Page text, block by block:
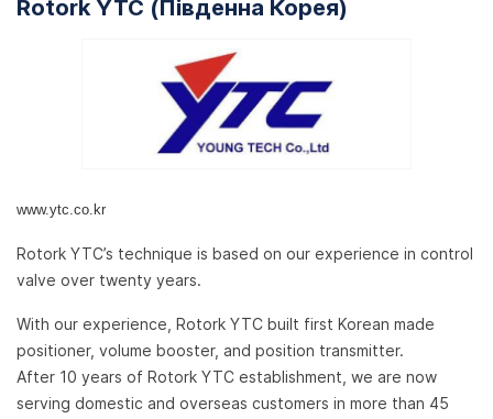
Rotork YTC (Південна Корея)
www.ytc.co.kr
Rotork YTC’s technique is based on our experience in control
valve over twenty years.
With our experience, Rotork YTC built first Korean made
positioner, volume booster, and position transmitter.
After 10 years of Rotork YTC establishment, we are now
serving domestic and overseas customers in more than 45